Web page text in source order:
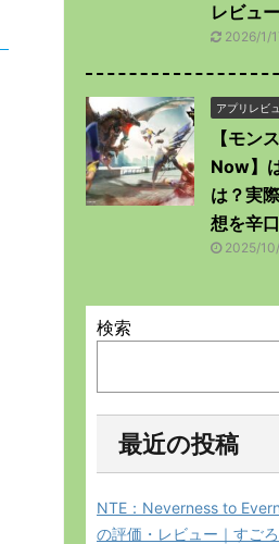
レビュー
2026/1/
アプリレビ
【モン
Now】
は？実
想を辛
2025/
検索
最近の投稿
NTE：Neverness to
の評価・レビュー｜すご